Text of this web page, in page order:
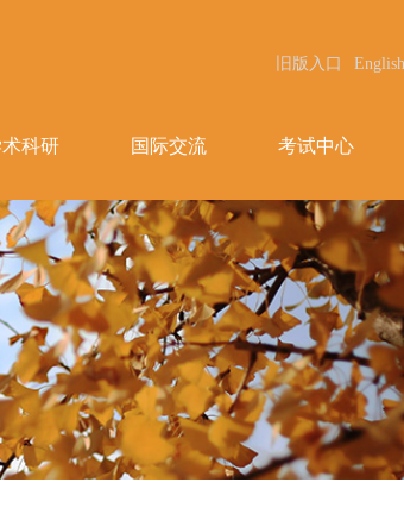
旧版入口 English
科研 国际交流 考试中心